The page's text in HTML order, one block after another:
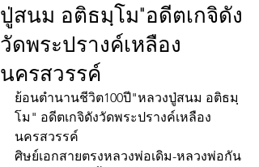
ปู่สนม อติธมฺโม"อดีตเกจิดัง
วัดพระปรางค์เหลือง
นครสวรรค์
ย้อนตำนานชีวิต100ปี"หลวงปู่สนม อติธมฺ
โม" อดีตเกจิดังวัดพระปรางค์เหลือง
นครสวรรค์
ศิษย์เอกสายตรงหลวงพ่อเดิม-หลวงพ่อกัน